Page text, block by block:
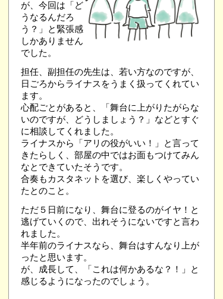
が、今回は「ど
うなるんだろ
う？」と緊張感
しかありません
でした。
担任、副担任の先生は、若い方なのですが、
日ごろからライナスをうまく扱ってくれてい
ます。
心配ごとがあると、「舞台に上がりたがらな
いのですが、どうしましょう？」などとすぐ
に相談してくれました。
ライナスから「アリの役がいい！」と言って
きたらしく、部屋の中ではお面もつけてみん
なとできていたそうです。
合奏もカスタネットを選び、楽しくやってい
たとのこと。
ただ５日前になり、舞台に登るのがイヤ！と
逃げていくので、出れそうにないですと言わ
れました。
半年前のライナスなら、舞台はすんなり上が
ったと思います。
が、成長して、「これは何かあるな？！」と
感じるようになったのでしょう。